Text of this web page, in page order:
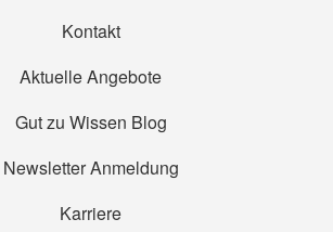
Kontakt
Aktuelle Angebote
Gut zu Wissen Blog
Newsletter Anmeldung
Karriere